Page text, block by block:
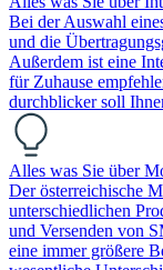
Bei der Auswahl
und die
Außerdem ist eine
für Zuhause
durchblicker soll
Alles was Sie über
Der österreichische
unterschiedlichen
und Versenden von
eine immer größere